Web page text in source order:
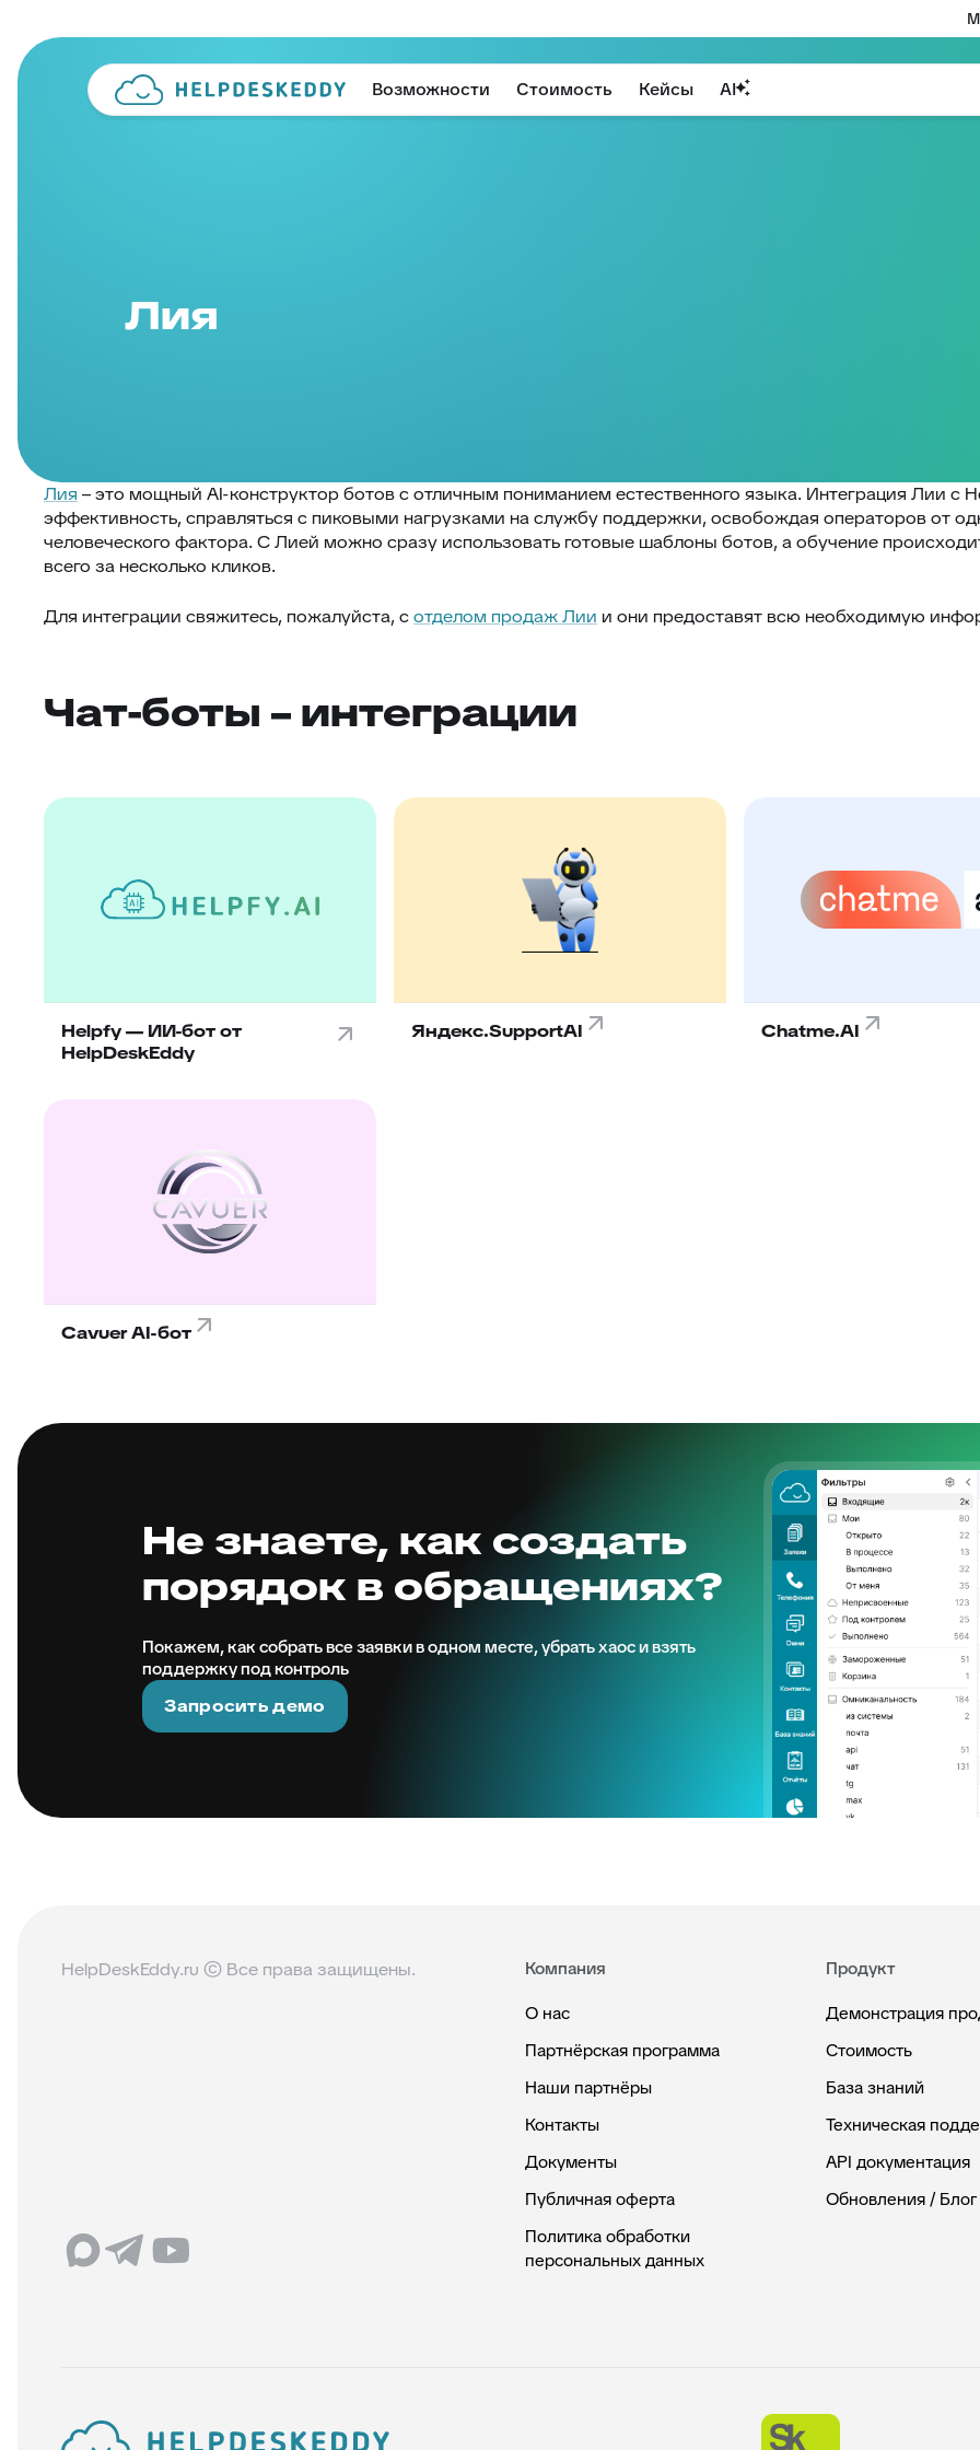
Возможности Стоимость Кейсы AI
Лия
Лия – это мощный AI-конструктор ботов с отличным пониманием естественного языка. Интеграция Лии с
эффективность, справляться с пиковыми нагрузками на службу поддержки, освобождая операторов от
человеческого фактора. С Лией можно сразу использовать готовые шаблоны ботов, а обучение
всего за несколько кликов.
Для интеграции свяжитесь, пожалуйста, сотделом продаж Лии и они предоставят всю необходимую
Чат-боты – интеграции
Helpfy — ИИ-бот от
HelpDeskEddy
Яндекс.SupportAI Chatme.AI
Cavuer AI-бот
Не знаете, как создать
порядок в обращениях?
Покажем, как собрать все заявки в одном месте, убрать хаос и взять
поддержку под контроль
Запросить демо
HelpDeskEddy.ru © Все права защищены.
Компания
О нас
Партнёрская программа
Наши партнёры
Контакты
Документы
Публичная оферта
Политика обработки
персональных данных
Продукт
Демонстрация
Стоимость
База знаний
Техническая
API документация
Обновления / Блог